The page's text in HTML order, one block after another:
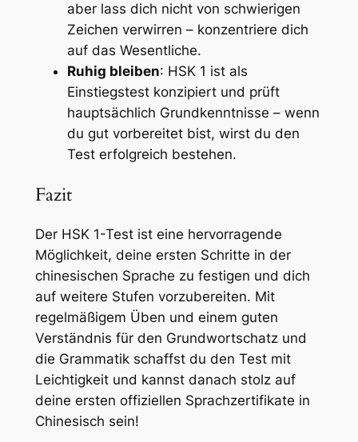
aber lass dich nicht von schwierigen
Zeichen verwirren – konzentriere dich
auf das Wesentliche.
Ruhig bleiben: HSK 1 ist als
Einstiegstest konzipiert und prüft
hauptsächlich Grundkenntnisse – wenn
du gut vorbereitet bist, wirst du den
Test erfolgreich bestehen.
Fazit
Der HSK 1-Test ist eine hervorragende
Möglichkeit, deine ersten Schritte in der
chinesischen Sprache zu festigen und dich
auf weitere Stufen vorzubereiten. Mit
regelmäßigem Üben und einem guten
Verständnis für den Grundwortschatz und
die Grammatik schaffst du den Test mit
Leichtigkeit und kannst danach stolz auf
deine ersten offiziellen Sprachzertifikate in
Chinesisch sein!